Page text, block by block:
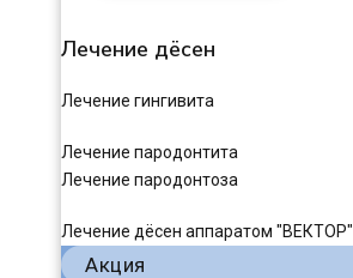
Лечение дёсен
Лечение гингивита
Лечение пародонтита
Лечение пародонтоза
Лечение дёсен аппаратом "ВЕКТОР"
Акция